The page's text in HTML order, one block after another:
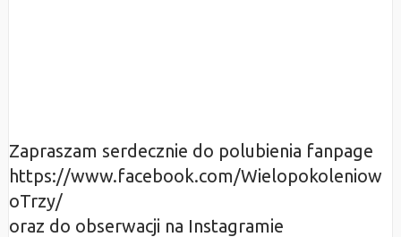
Zapraszam serdecznie do polubienia fanpage
https://www.facebook.com/Wielopokoleniow
oTrzy/
oraz do obserwacji na Instagramie